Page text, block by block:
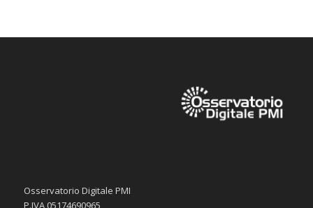
Osservatorio Digitale PMI
P.IVA 05174690965